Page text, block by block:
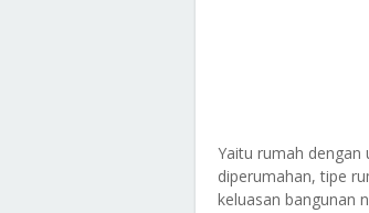
Yaitu rumah dengan
diperumahan, tipe
keluasan bangunan